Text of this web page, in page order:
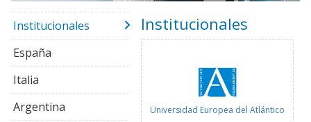
Institucionales
España
Italia
Argentina
Institucionales
Universidad Europea del Atlántico